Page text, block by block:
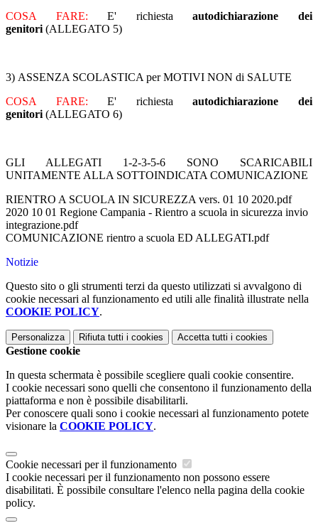
COSA FARE: E' richiestaautodichiarazione dei
genitori (ALLEGATO 5)
3) ASSENZA SCOLASTICA per MOTIVI NON di SALUTE
COSA FARE: E' richiestaautodichiarazione dei
genitori (ALLEGATO 6)
GLI ALLEGATI 1-2-3-5-6 SONO SCARICABILI
UNITAMENTE ALLA SOTTOINDICATA COMUNICAZIONE
RIENTRO A SCUOLA IN SICUREZZA vers. 01 10 2020.pdf
2020 10 01 Regione Campania - Rientro a scuola in sicurezza invio
integrazione.pdf
COMUNICAZIONE rientro a scuola ED ALLEGATI.pdf
Notizie
Questo sito o gli strumenti terzi da questo utilizzati si avvalgono di
cookie necessari al funzionamento ed utili alle finalità illustrate nella
COOKIE POLICY.
Personalizza Rifiuta tutti i cookies Accetta tutti i cookies
Gestione cookie
In questa schermata è possibile scegliere quali cookie consentire.
I cookie necessari sono quelli che consentono il funzionamento della
piattaforma e non è possibile disabilitarli.
Per conoscere quali sono i cookie necessari al funzionamento potete
visionare la COOKIE POLICY.
Cookie necessari per il funzionamento
I cookie necessari per il funzionamento non possono essere
disabilitati. È possibile consultare l'elenco nella pagina della cookie
policy.